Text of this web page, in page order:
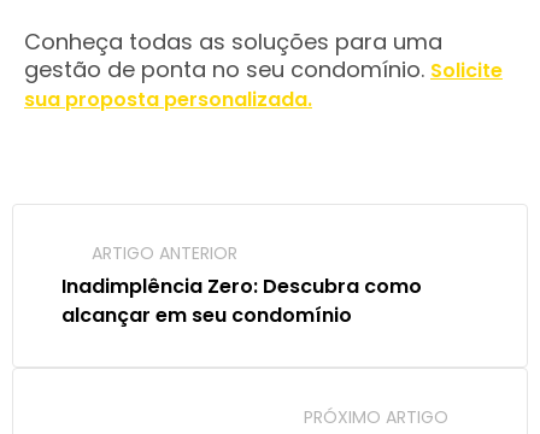
Conheça todas as soluções para uma
gestão de ponta no seu condomínio. Solicite
sua proposta personalizada.
ARTIGO ANTERIOR
Inadimplência Zero: Descubra como
alcançar em seu condomínio
PRÓXIMO ARTIGO